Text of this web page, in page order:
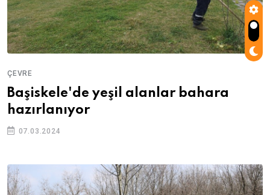
ÇEVRE
Başiskele'de yeşil alanlar bahara
hazırlanıyor
07.03.2024